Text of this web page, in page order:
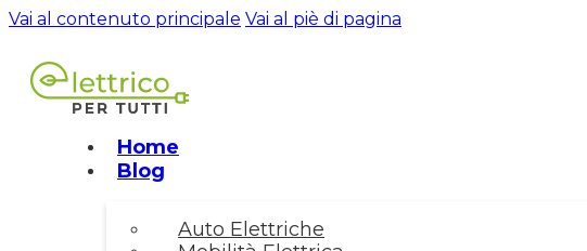
Vai al contenuto principale Vai al piè di pagina
Home
Blog
Auto Elettriche